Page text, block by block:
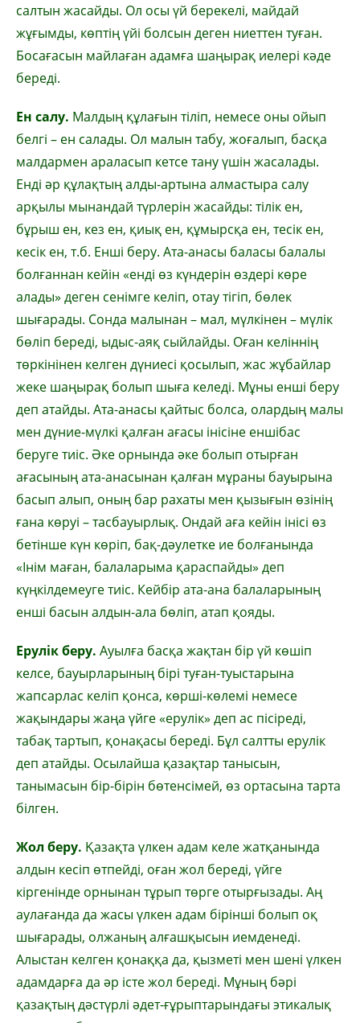
салтын жасайды. Ол осы үй берекелі, майдай
жұғымды, көптің үйі болсын деген ниеттен туған.
Босағасын майлаған адамға шаңырақ иелері кәде
береді.
Ен салу. Малдың құлағын тіліп, немесе оны ойып
белгі – ен салады. Ол малын табу, жоғалып, басқа
малдармен араласып кетсе тану үшін жасалады.
Енді әр құлақтың алды-артына алмастыра салу
арқылы мынандай түрлерін жасайды: тілік ен,
бұрыш ен, кез ен, қиық ен, құмырсқа ен, тесік ен,
кесік ен, т.б. Енші беру. Ата-анасы баласы балалы
болғаннан кейін «енді өз күндерін өздері көре
алады» деген сенімге келіп, отау тігіп, бөлек
шығарады. Сонда малынан – мал, мүлкінен – мүлік
бөліп береді, ыдыс-аяқ сыйлайды. Оған келіннің
төркінінен келген дүниесі қосылып, жас жұбайлар
жеке шаңырақ болып шыға келеді. Мұны енші беру
деп атайды. Ата-анасы қайтыс болса, олардың малы
мен дүние-мүлкі қалған ағасы інісіне еншібас
беруге тиіс. Әке орнында әке болып отырған
ағасының ата-анасынан қалған мұраны бауырына
басып алып, оның бар рахаты мен қызығын өзінің
ғана көруі – тасбауырлық. Ондай аға кейін інісі өз
бетінше күн көріп, бақ-дәулетке ие болғанында
«Інім маған, балаларыма қараспайды» деп
күңкілдемеуге тиіс. Кейбір ата-ана балаларының
енші басын алдын-ала бөліп, атап қояды.
Ерулік беру. Ауылға басқа жақтан бір үй көшіп
келсе, бауырларының бірі туған-туыстарына
жапсарлас келіп қонса, көрші-көлемі немесе
жақындары жаңа үйге «ерулік» деп ас пісіреді,
табақ тартып, қонақасы береді. Бұл салтты ерулік
деп атайды. Осылайша қазақтар танысын,
танымасын бір-бірін бөтенсімей, өз ортасына тарта
білген.
Жол беру. Қазақта үлкен адам келе жатқанында
алдын кесіп өтпейді, оған жол береді, үйге
кіргенінде орнынан тұрып төрге отырғызады. Аң
аулағанда да жасы үлкен адам бірінші болып оқ
шығарады, олжаның алғашқысын иемденеді.
Алыстан келген қонаққа да, қызметі мен шені үлкен
адамдарға да әр істе жол береді. Мұның бәрі
қазақтың дәстүрлі әдет-ғұрыптарындағы этикалық